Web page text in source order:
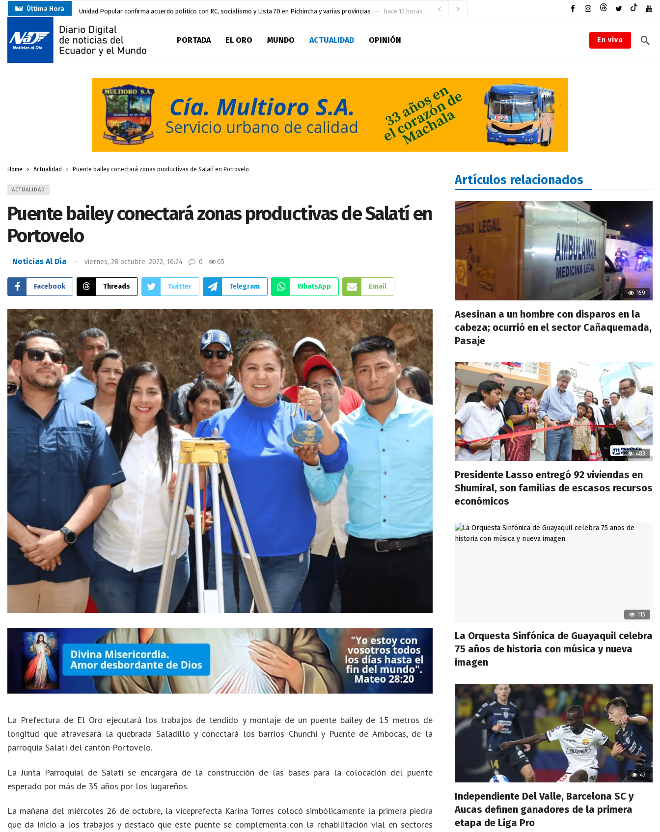
Última Hora Unidad Popular confirma acuerdo político con RC, socialismo y Lista 70 en Pichincha y varias provincias hace 12 horas
Delegación de El Oro fiscaliza propaganda electoral
Gobierno Estudiantil Ugartino 2026-2027, fue posesionado hace 14 horas
Prefecto Clemente Bravo Inauguró Centro de Acopio Casa del Pescador Artesanal Orense
Colombia reanuda venta de energía
Carlos Rodríguez inscribe su candidatura a la alcaldía de Machala hace 2 días
Carlos Carrión Figueroa, Premio Nacional de Literatura Eugenio Espejo hace 2 días
Nuevo Santa Rosa Sporting Club inicia su camino en la Serie A del Fútbol Femenino Nacional 2026 hace 6 horas
PORTADA EL ORO MUNDO ACTUALIDAD OPINIÓN En vivo
Home Actualidad Puente bailey conectará zonas productivas de Salatí en Portovelo
ACTUALIDAD
Puente bailey conectará zonas productivas de Salatí en
Portovelo
Noticias Al Día viernes, 28 octubre, 2022, 16:24 0 65
Facebook Threads Twitter Telegram WhatsApp Email
La Prefectura de El Oro ejecutará los trabajos de tendido y montaje de un puente bailey de 15 metros de
longitud que atravesará la quebrada Saladillo y conectará los barrios Chunchi y Puente de Ambocas, de la
parroquia Salatí del cantón Portovelo.
La Junta Parroquial de Salatí se encargará de la construcción de las bases para la colocación del puente
esperado por más de 35 años por los lugareños.
La mañana del miércoles 26 de octubre, la viceprefecta Karina Torres colocó simbólicamente la primera piedra
que da inicio a los trabajos y destacó que este puente se complementa con la rehabilitación vial en sectores
Artículos relacionados
159
Asesinan a un hombre con disparos en la
cabeza; ocurrió en el sector Cañaquemada,
Pasaje
483
Presidente Lasso entregó 92 viviendas en
Shumiral, son familias de escasos recursos
económicos
115
La Orquesta Sinfónica de Guayaquil celebra
75 años de historia con música y nueva
imagen
47
Independiente Del Valle, Barcelona SC y
Aucas definen ganadores de la primera
etapa de Liga Pro